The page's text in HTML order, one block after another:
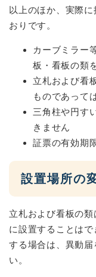
以上のほか、実際
おりです。
カーブミラー
板・看板の類
立札および看
ものであって
三角柱や円す
きません
証票の有効期
設置場所の
立札および看板の
に設置することは
する場合は、異動
い。